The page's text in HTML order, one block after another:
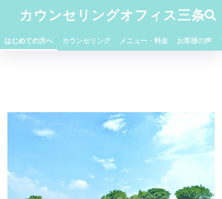
カウンセリングオフィス三条
はじめての方へ カウンセリング メニュー・料金 お客様の声